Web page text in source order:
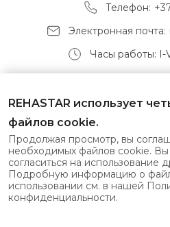
Телефон:
Электронная почта:
Часы работы: I-
REHASTAR использует
файлов cookie.
Продолжая просмотр, вы
необходимых файлов cookie.
согласиться на использование
Подробную информацию о
использовании см. в нашей
конфиденциальности.